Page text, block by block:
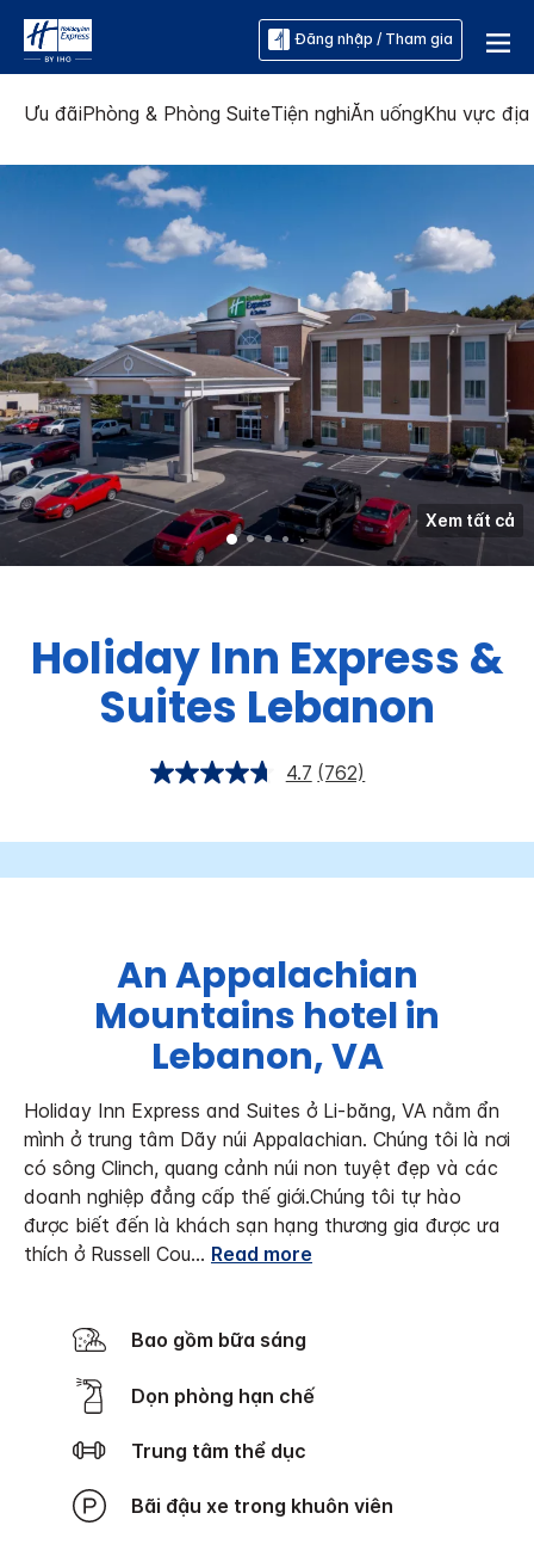
Đăng nhập / Tham gia
Ưu đãiPhòng & Phòng SuiteTiện nghiĂn uốngKhu vực
Xem tất cả
Holiday Inn Express &
Suites Lebanon
4.7 (762)
An Appalachian
Mountains hotel in
Lebanon, VA
Holiday Inn Express and Suites ở Li-băng, VA nằm ẩn
mình ở trung tâm Dãy núi Appalachian. Chúng tôi là nơi
có sông Clinch, quang cảnh núi non tuyệt đẹp và các
doanh nghiệp đẳng cấp thế giới.Chúng tôi tự hào
được biết đến là khách sạn hạng thương gia được ưa
thích ở Russell Cou... Read more
Bao gồm bữa sáng
Dọn phòng hạn chế
Trung tâm thể dục
Bãi đậu xe trong khuôn viên